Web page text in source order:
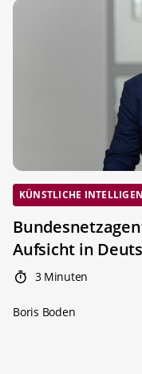
KÜNSTLICHE
Aufsicht in
3 Minuten
Boris Boden